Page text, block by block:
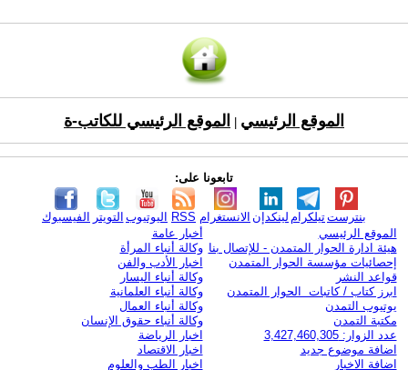
الموقع الرئيسي الموقع الرئيسي للكاتب-ة
تابعونا على:
الفيسبوك التويتر اليوتيوب RSS الانستغرام لينكدإن تيلكرامبنترست
الموقع الرئيسي
هيئة ادارة الحوار المتمدن - للإتصال بنا
إحصائيات مؤسسة الحوار المتمدن
قواعد النشر
ابرز كتاب / كاتبات الحوار المتمدن
يوتيوب التمدن
مكتبة التمدن
عدد الزوار: 3,427,460,305
اضافة موضوع جديد
اضافة الاخبار
أخبار عامة
وكالة أنباء المرأة
اخبار الأدب والفن
وكالة أنباء اليسار
وكالة أنباء العلمانية
وكالة أنباء العمال
وكالة أنباء حقوق الإنسان
اخبار الرياضة
اخبار الاقتصاد
اخبار الطب والعلوم